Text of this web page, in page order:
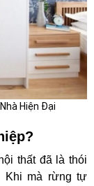
Hiện Đại
thất đã là thói
Khi mà rừng tự